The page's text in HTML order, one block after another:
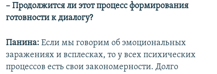
– Продолжится ли этот процесс формирования
готовности к диалогу?
Панина: Если мы говорим об эмоциональных
заражениях и всплесках, то у всех психических
процессов есть свои закономерности. Долго